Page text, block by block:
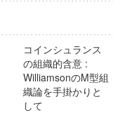
コインシュランス
の組織的含意 :
WilliamsonのM型組
織論を手掛かりと
して